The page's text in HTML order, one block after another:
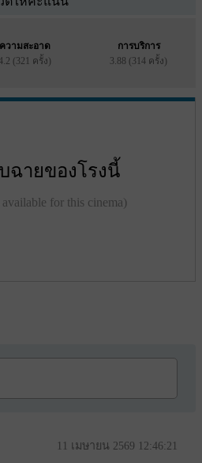
ความสะอาด
(321 ครั้ง)
การบริการ
3.88 (314 ครั้ง)
ฉายของโรงนี้
for this cinema)
11 เมษายน 2569 12:46:21